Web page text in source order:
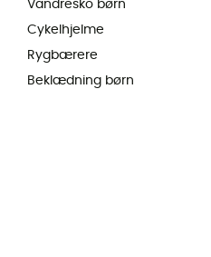
Vandresko børn
Cykelhjelme
Rygbærere
Beklædning børn